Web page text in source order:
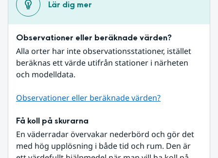
Lär dig mer
Observationer eller beräknade värden?
Alla orter har inte observationsstationer, istället
beräknas ett värde utifrån stationer i närheten
och modelldata.
Observationer eller beräknade värden?
Få koll på skurarna
En väderradar övervakar nederbörd och gör det
med hög upplösning i både tid och rum. Den är